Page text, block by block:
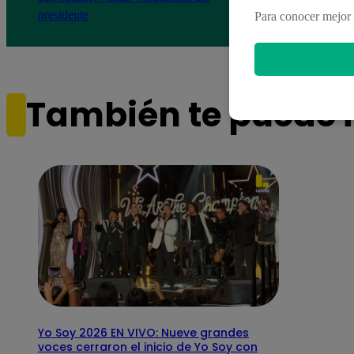
presidente
También te puede
Yo Soy 2026 EN VIVO: Nueve grandes
voces cerraron el inicio de Yo Soy con
Para conocer